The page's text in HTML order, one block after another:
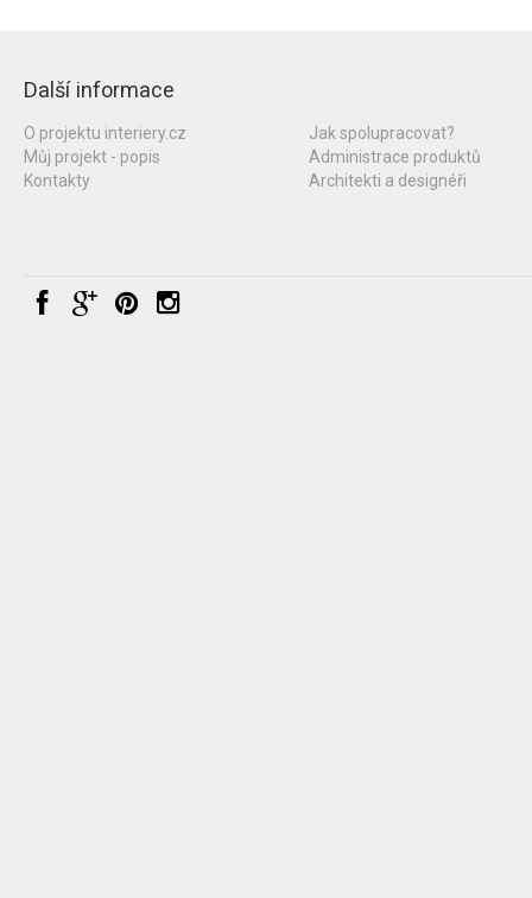
Další informace
O projektu interiery.cz
Můj projekt - popis
Kontakty
Jak spolupracovat?
Administrace produktů
Architekti a designéři